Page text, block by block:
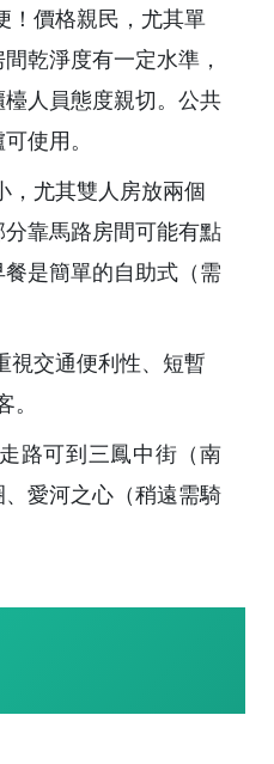
！價格親民，尤其單
乾淨度有一定水準，
人員態度親切。公共
使用。
，尤其雙人房放兩個
靠馬路房間可能有點
是簡單的自助式（需
視交通便利性、短暫
走路可到三鳳中街（南
愛河之心（稍遠需騎